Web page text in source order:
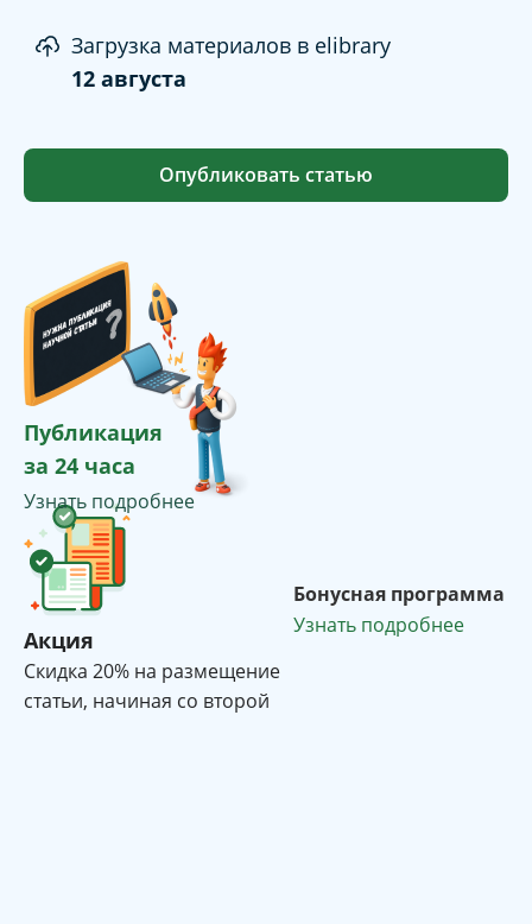
Загрузка материалов в elibrary
12 августа
Опубликовать статью
Публикация
за 24 часа
Узнать подробнее
Акция
Cкидка 20% на размещение
статьи, начиная со второй
Бонусная программа
Узнать подробнее